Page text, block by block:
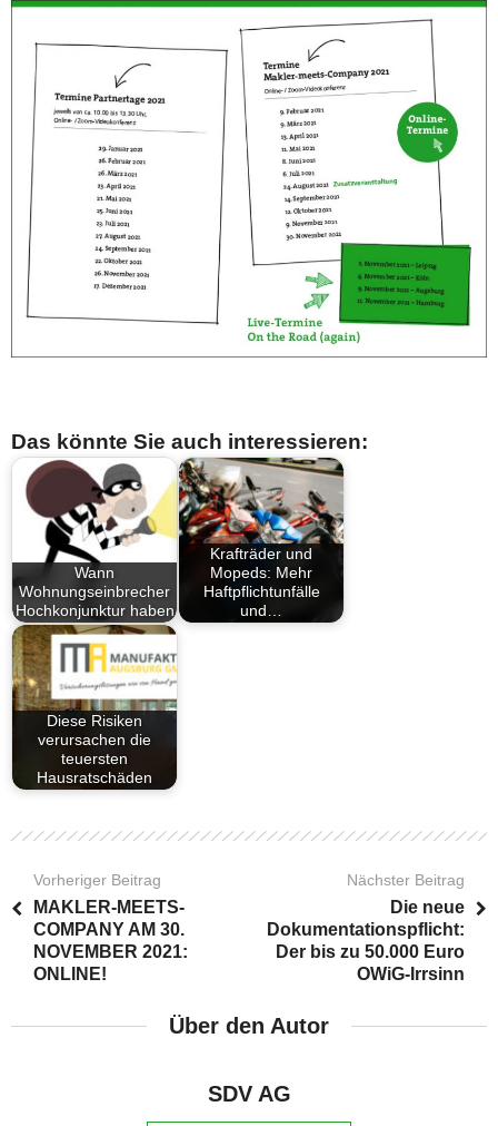
Das könnte Sie auch interessieren:
Wann
Wohnungseinbrecher
Hochkonjunktur haben
Krafträder und
Mopeds: Mehr
Haftpflichtunfälle
und…
Diese Risiken
verursachen die
teuersten
Hausratschäden
Vorheriger Beitrag
MAKLER-MEETS-
COMPANY AM 30.
NOVEMBER 2021:
ONLINE!
Nächster Beitrag
Die neue
Dokumentationspflicht:
Der bis zu 50.000 Euro
OWiG-Irrsinn
Über den Autor
SDV AG